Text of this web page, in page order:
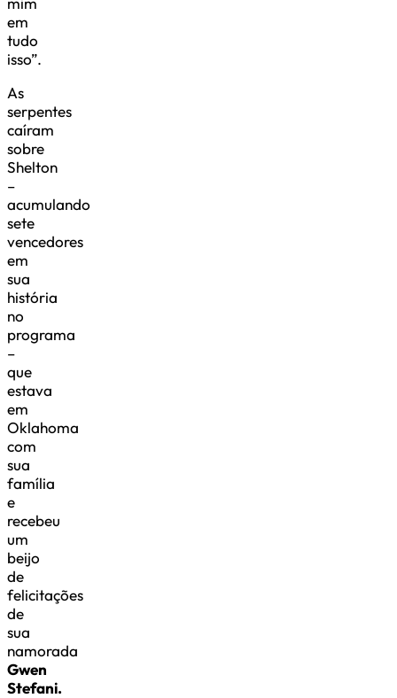
em
tudo
isso”.
As
serpentes
caíram
sobre
Shelton
–
acumulando
sete
vencedores
em
sua
história
no
programa
–
que
estava
em
Oklahoma
com
sua
família
e
recebeu
um
beijo
de
felicitações
de
sua
namorada
Gwen
Stefani.